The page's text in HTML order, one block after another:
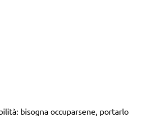
bisogna occuparsene, portarlo